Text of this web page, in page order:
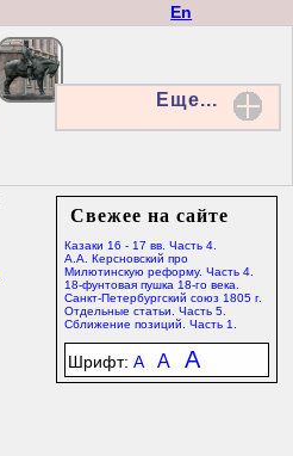
En
Еще...
Свежее на сайте
Казаки 16 - 17 вв. Часть 4.
А.А. Керсновский про
Милютинскую реформу. Часть 4.
18-фунтовая пушка 18-го века.
Санкт-Петербургский союз 1805 г.
Отдельные статьи. Часть 5.
Сближение позиций. Часть 1.
Шрифт: A A A